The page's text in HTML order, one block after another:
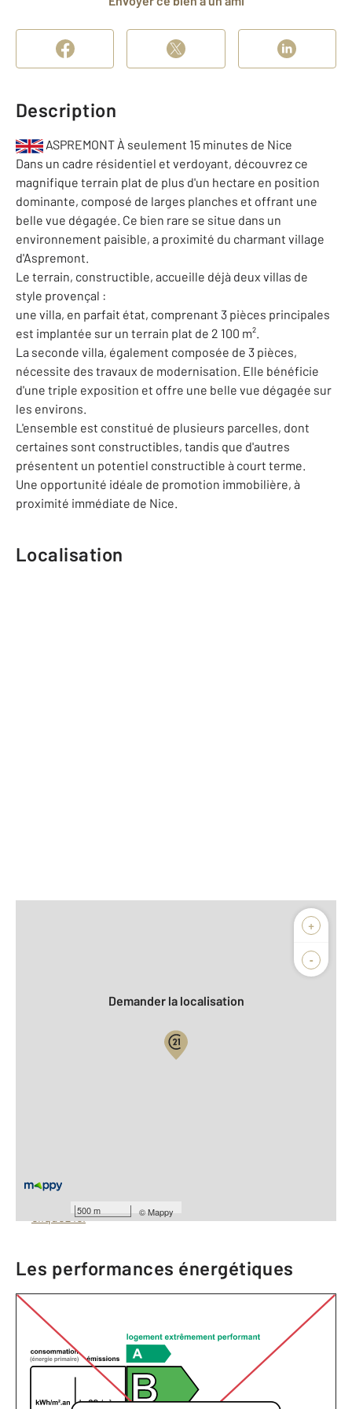
Description
ASPREMONT À seulement 15 minutes de Nice
Dans un cadre résidentiel et verdoyant, découvrez ce
magnifique terrain plat de plus d'un hectare en position
dominante, composé de larges planches et offrant une
belle vue dégagée. Ce bien rare se situe dans un
environnement paisible, a proximité du charmant village
d'Aspremont.
Le terrain, constructible, accueille déjà deux villas de
style provençal :
une villa, en parfait état, comprenant 3 pièces principales
est implantée sur un terrain plat de 2 100 m².
La seconde villa, également composée de 3 pièces,
nécessite des travaux de modernisation. Elle bénéficie
d'une triple exposition et offre une belle vue dégagée sur
les environs.
L'ensemble est constitué de plusieurs parcelles, dont
certaines sont constructibles, tandis que d'autres
présentent un potentiel constructible à court terme.
Une opportunité idéale de promotion immobilière, à
proximité immédiate de Nice.
Localisation
+
-
500 m ©Mappy
Biens vendus
Demander la localisation
Barèmes d'honoraires de l'agence
cliquez ici
Les performances énergétiques